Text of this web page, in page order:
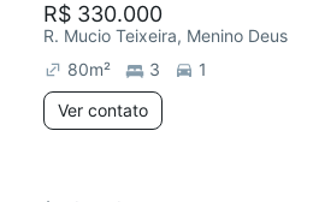
R$ 330.000
R. Mucio Teixeira, Menino Deus
80m² 3
1
Ver contato